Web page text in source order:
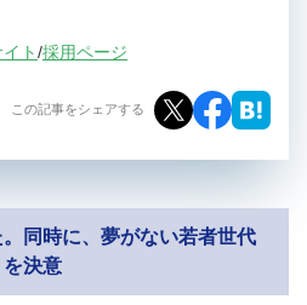
ト/採用ページ
この記事をシェアする
同時に、夢がない若者世代
決意